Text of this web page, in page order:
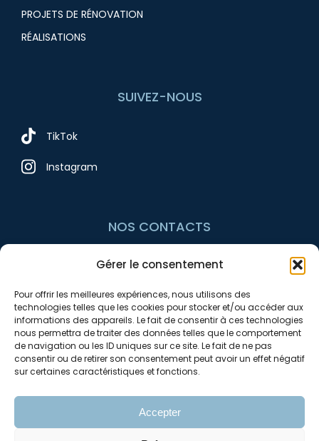
Gérer le consentement
Pour offrir les meilleures expériences, nous utilisons des
technologies telles que les cookies pour stocker et/ou accéder aux
informations des appareils. Le fait de consentir à ces technologies
nous permettra de traiter des données telles que le comportement
de navigation ou les ID uniques sur ce site. Le fait de ne pas
consentir ou de retirer son consentement peut avoir un effet négatif
sur certaines caractéristiques et fonctions.
Accepter
PROJETS DE RÉNOVATION
RÉALISATIONS
SUIVEZ-NOUS
TikTok
Instagram
NOS CONTACTS
+33 7 54 10 97 74
contact@avnrenov.fr
Mentions légales